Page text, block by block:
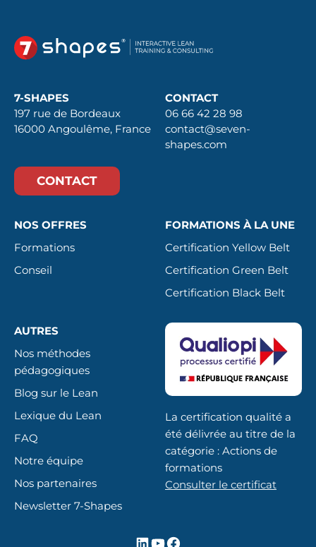
7-SHAPES
197 rue de Bordeaux
16000 Angoulême, France
CONTACT
06 66 42 28 98
contact@seven-
shapes.com
CONTACT
NOS OFFRES
Formations
Conseil
FORMATIONS À LA UNE
Certification Yellow Belt
Certification Green Belt
Certification Black Belt
AUTRES
Nos méthodes
pédagogiques
Blog sur le Lean
Lexique du Lean
FAQ
Notre équipe
Nos partenaires
Newsletter 7-Shapes
La certification qualité a
été délivrée au titre de la
catégorie : Actions de
formations
Consulter le certificat